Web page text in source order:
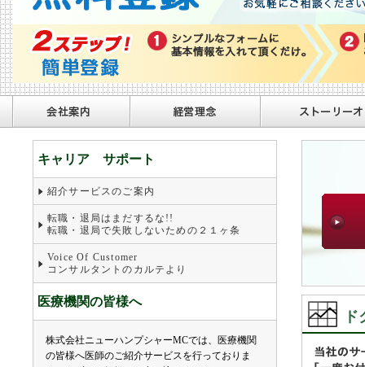
キャリア サポート
紹介サービスのご案内
転職・退局はまだするな!!
転職・退局で失敗しないための２１ヶ条
Voice Of Customer
コンサルタントのカルテより
医療機関の皆様へ
株式会社ニューハンプシャーMCでは、医療機関
の皆様へ医師のご紹介サービスを行っておりま